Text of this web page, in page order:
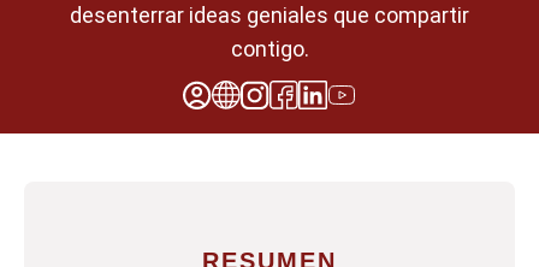
desenterrar ideas geniales que compartir
contigo.
RESUMEN